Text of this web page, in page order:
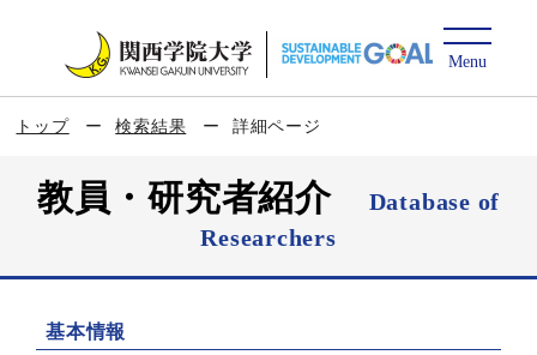
トップ 検索結果 詳細ページ
教員・研究者紹介
Database of
Researchers
基本情報